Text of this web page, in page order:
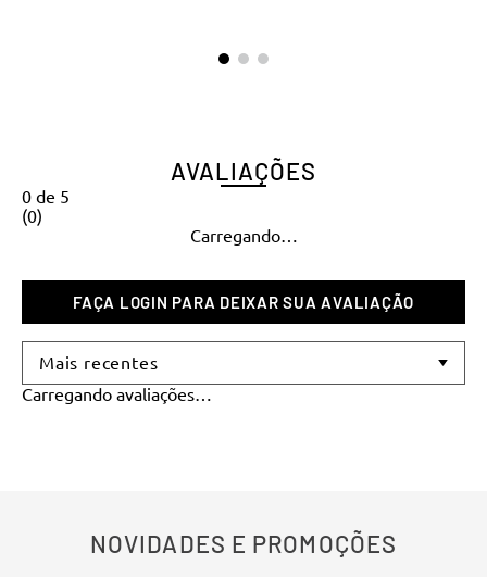
AVALIAÇÕES
0 de 5
(0)
Carregando…
Mais recentes
Carregando avaliações…
NOVIDADES E PROMOÇÕES